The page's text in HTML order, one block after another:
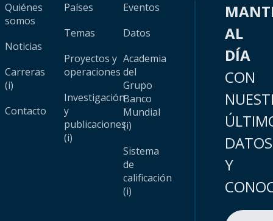
Quiénes
somos
Noticias
Carreras
(i)
Contacto
Países
Temas
Proyectos y
operaciones
Investigación
y
publicaciones
(i)
Eventos
Datos
Academia
del
Grupo
Banco
Mundial
(i)
Sistema
de
calificación
(i)
AL
DÍA
CON
DATOS
Y